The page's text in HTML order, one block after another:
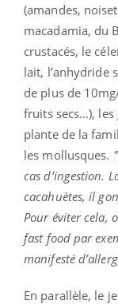
(amandes,
macadamia, du
crustacés, le
lait, l’anhydride
de plus de
fruits secs…), les
plante de la
les mollusques.
cas d’ingestion.
cacahuètes, il
Pour éviter cela,
fast food par
manifesté
En parallèle, le